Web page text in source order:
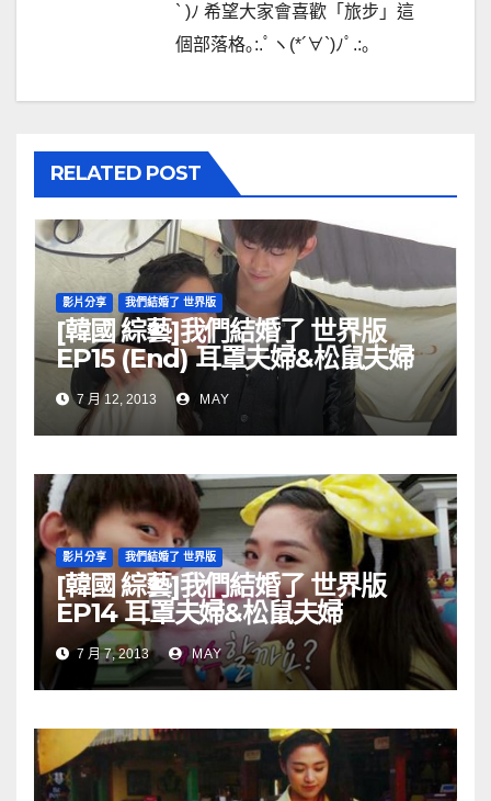
` )ﾉ 希望大家會喜歡「旅步」這
個部落格｡:.ﾟヽ(*´∀`)ﾉﾟ.:｡
RELATED POST
影片分享 我們結婚了 世界版
[韓國 綜藝]我們結婚了 世界版
EP15 (End) 耳罩夫婦&松鼠夫婦
130712
7 月 12, 2013 MAY
影片分享 我們結婚了 世界版
[韓國 綜藝]我們結婚了 世界版
EP14 耳罩夫婦&松鼠夫婦
130707
7 月 7, 2013 MAY